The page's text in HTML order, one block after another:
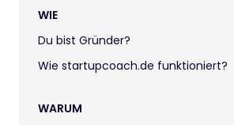
WIE
Du bist Gründer?
Wie startupcoach.de funktioniert?
WARUM